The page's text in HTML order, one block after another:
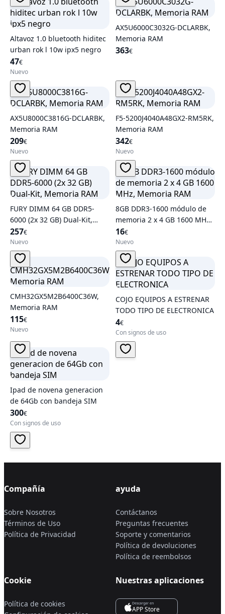
Altavoz 1.0 bluetooth hiditec
urban rok l 10w ipx5 negro
47€
Nuevo
AX5U6000C3032G-DCLARBK,
Memoria RAM
363€
AX5U8000C3816G-DCLARBK,
Memoria RAM
209€
Nuevo
F5-5200J4040A48GX2-RM5RK,
Memoria RAM
342€
Nuevo
FURY DIMM 64 GB DDR5-
6000 (2x 32 GB) Dual-Kit,
Memoria RAM
257€
Nuevo
8GB DDR3-1600 módulo de
memoria 2 x 4 GB 1600 MHz,
Memoria RAM
16€
Nuevo
CMH32GX5M2B6400C36W,
Memoria RAM
115€
Nuevo
COJO EQUIPOS A ESTRENAR
TODO TIPO DE ELECTRONICA
4€
Con signos de uso
Ipad de novena generacion
de 64Gb con bandeja SIM
300€
Con signos de uso
Compañía
Sobre Nosotros
Términos de Uso
Política de Privacidad
ayuda
Contáctanos
Preguntas frecuentes
Soporte y comentarios
Política de devoluciones
Política de reembolsos
Cookie
Política de cookies
Nuestras aplicaciones
Descargar en
APP Store